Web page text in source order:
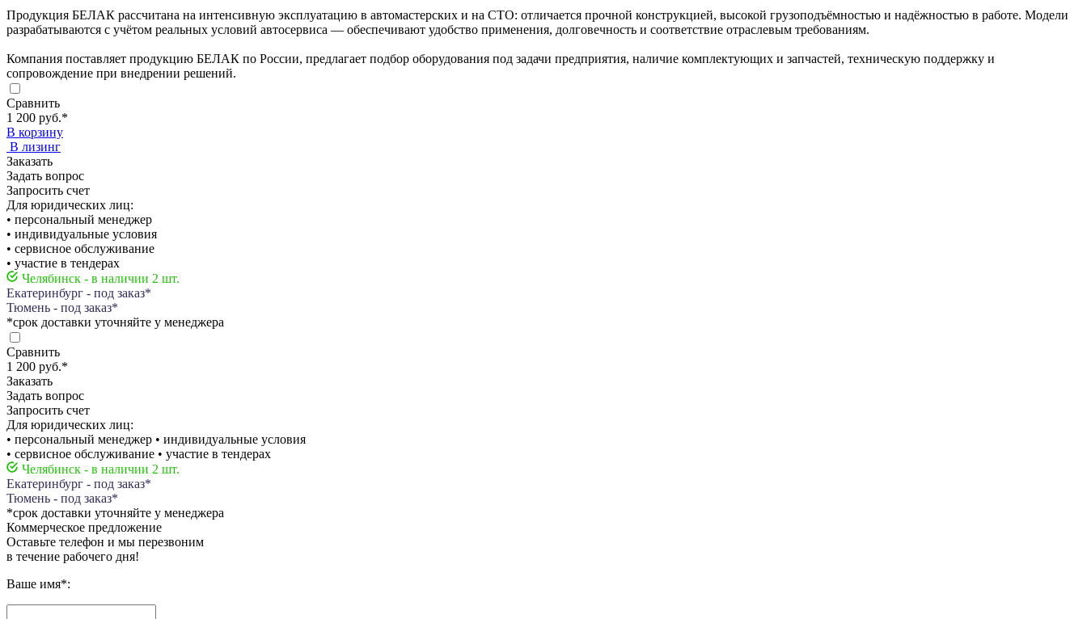
Продукция БЕЛАК рассчитана на интенсивную эксплуатацию в автомастерских и на СТО: отличается прочной конструкцией, высокой грузоподъёмностью и надёжностью в работе. Модели
разрабатываются с учётом реальных условий автосервиса — обеспечивают удобство применения, долговечность и соответствие отраслевым требованиям.
Компания поставляет продукцию БЕЛАК по России, предлагает подбор оборудования под задачи предприятия, наличие комплектующих и запчастей, техническую поддержку и
сопровождение при внедрении решений.
Сравнить
1 200 руб.*
В корзину
В лизинг
Заказать
Задать вопрос
Запросить счет
Для юридических лиц:
• персональный менеджер
• индивидуальные условия
• сервисное обслуживание
• участие в тендерах
Челябинск - в наличии 2 шт.
Екатеринбург - под заказ*
Тюмень - под заказ*
*срок доставки уточняйте у менеджера
Сравнить
1 200 руб.*
Заказать
Задать вопрос
Запросить счет
Для юридических лиц:
• персональный менеджер • индивидуальные условия
• сервисное обслуживание • участие в тендерах
Челябинск - в наличии 2 шт.
Екатеринбург - под заказ*
Тюмень - под заказ*
*срок доставки уточняйте у менеджера
Коммерческое предложение
Оставьте телефон и мы перезвоним
в течение рабочего дня!
Ваше имя*: